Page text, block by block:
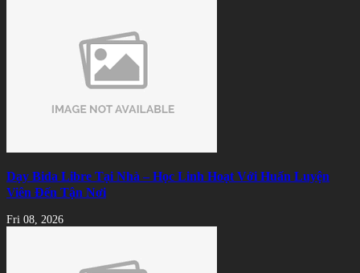
Dạy Bida Libre Tại Nhà – Học Linh Hoạt Với Huấn Luyện
Viên Đến Tận Nơi
Fri 08, 2026